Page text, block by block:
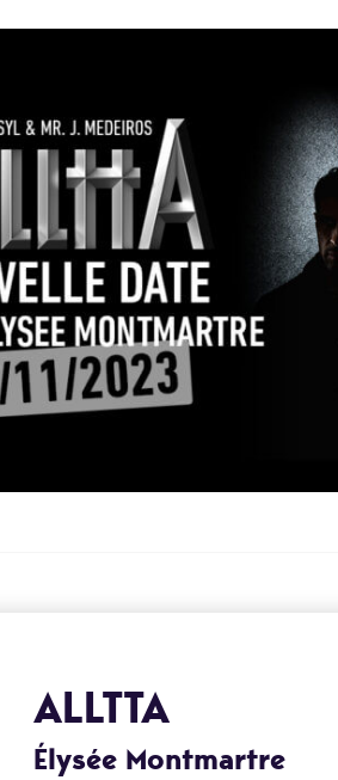
ALLTTA
Élysée Montmartre